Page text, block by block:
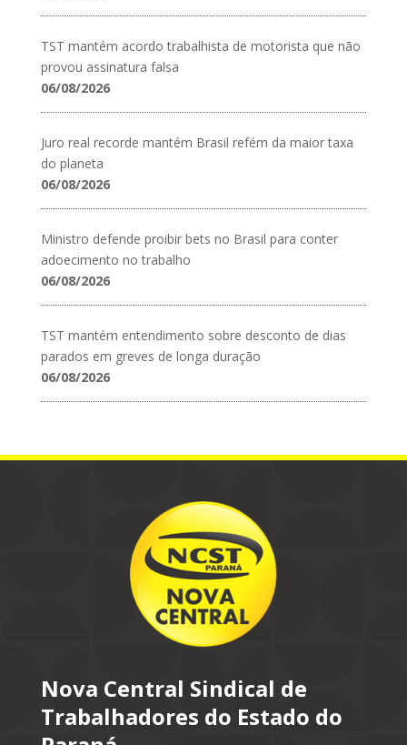
TST mantém acordo trabalhista de motorista que não
provou assinatura falsa
06/08/2026
Juro real recorde mantém Brasil refém da maior taxa
do planeta
06/08/2026
Ministro defende proibir bets no Brasil para conter
adoecimento no trabalho
06/08/2026
TST mantém entendimento sobre desconto de dias
parados em greves de longa duração
06/08/2026
Nova Central Sindical de
Trabalhadores do Estado do